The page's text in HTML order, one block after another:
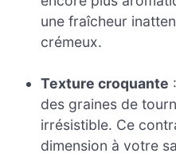
une fraîcheur
crémeux.
Texture croquante
des graines de
irrésistible. Ce
dimension à votre